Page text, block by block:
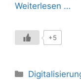
Weiterlesen …
+5
Kategorien